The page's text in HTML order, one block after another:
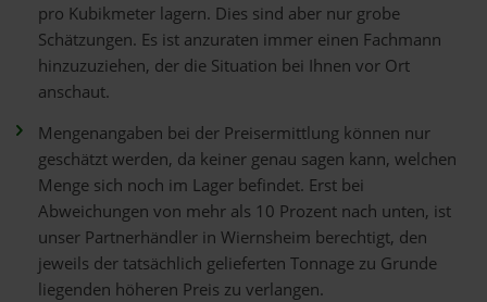
pro Kubikmeter lagern. Dies sind aber nur grobe
Schätzungen. Es ist anzuraten immer einen Fachmann
hinzuzuziehen, der die Situation bei Ihnen vor Ort
anschaut.
Mengenangaben bei der Preisermittlung können nur
geschätzt werden, da keiner genau sagen kann, welchen
Menge sich noch im Lager befindet. Erst bei
Abweichungen von mehr als 10 Prozent nach unten, ist
unser Partnerhändler in Wiernsheim berechtigt, den
jeweils der tatsächlich gelieferten Tonnage zu Grunde
liegenden höheren Preis zu verlangen.